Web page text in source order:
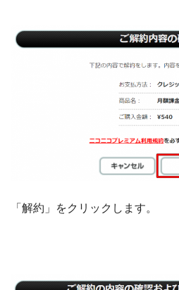
「解約」をクリックします。